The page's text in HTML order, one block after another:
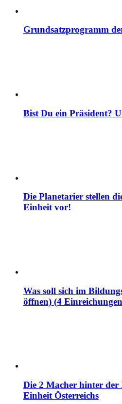
Grundsatzprogramm
Bist Du ein Präsident?
Die Planetarier stellen
Einheit vor!
Was soll sich im
öffnen) (4
Die 2 Macher hinter der
Einheit Österreichs